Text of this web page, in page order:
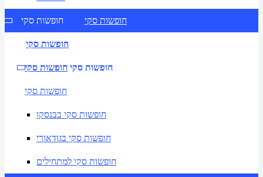
חופשות סקי חופשות סקי
חופשות סקי
חופשות סקי חופשות סקי
חופשות סקי
חופשות סקי בבנסקו
חופשות סקי בגודאורי
חופשות סקי למתחילים